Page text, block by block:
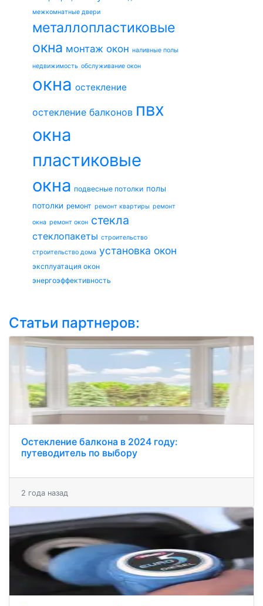
межкомнатные двери
металлопластиковые
окна монтаж окон наливные полы
недвижимость обслуживание окон
окна остекление
остекление балконов пвх
окна
пластиковые
окна подвесные потолки полы
потолки ремонт ремонт квартиры ремонт
окна ремонт окон стекла
стеклопакеты строительство
строительство дома установка окон
эксплуатация окон
энергоэффективность
Статьи партнеров:
Остекление балкона в 2024 году:
путеводитель по выбору
2 года назад